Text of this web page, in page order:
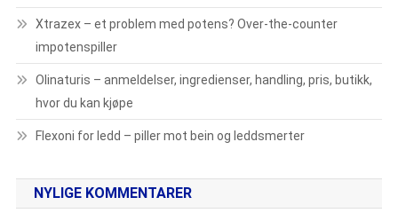
Xtrazex – et problem med potens? Over-the-counter
impotenspiller
Olinaturis – anmeldelser, ingredienser, handling, pris, butikk,
hvor du kan kjøpe
Flexoni for ledd – piller mot bein og leddsmerter
NYLIGE KOMMENTARER